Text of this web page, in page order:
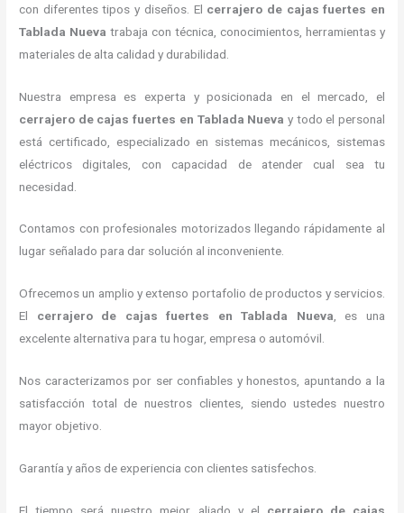
con diferentes tipos y diseños. El cerrajero de cajas fuertes en
Tablada Nueva trabaja con técnica, conocimientos, herramientas y
materiales de alta calidad y durabilidad.
Nuestra empresa es experta y posicionada en el mercado, el
cerrajero de cajas fuertes en Tablada Nueva y todo el personal
está certificado, especializado en sistemas mecánicos, sistemas
eléctricos digitales, con capacidad de atender cual sea tu
necesidad.
Contamos con profesionales motorizados llegando rápidamente al
lugar señalado para dar solución al inconveniente.
Ofrecemos un amplio y extenso portafolio de productos y servicios.
El cerrajero de cajas fuertes en Tablada Nueva, es una
excelente alternativa para tu hogar, empresa o automóvil.
Nos caracterizamos por ser confiables y honestos, apuntando a la
satisfacción total de nuestros clientes, siendo ustedes nuestro
mayor objetivo.
Garantía y años de experiencia con clientes satisfechos.